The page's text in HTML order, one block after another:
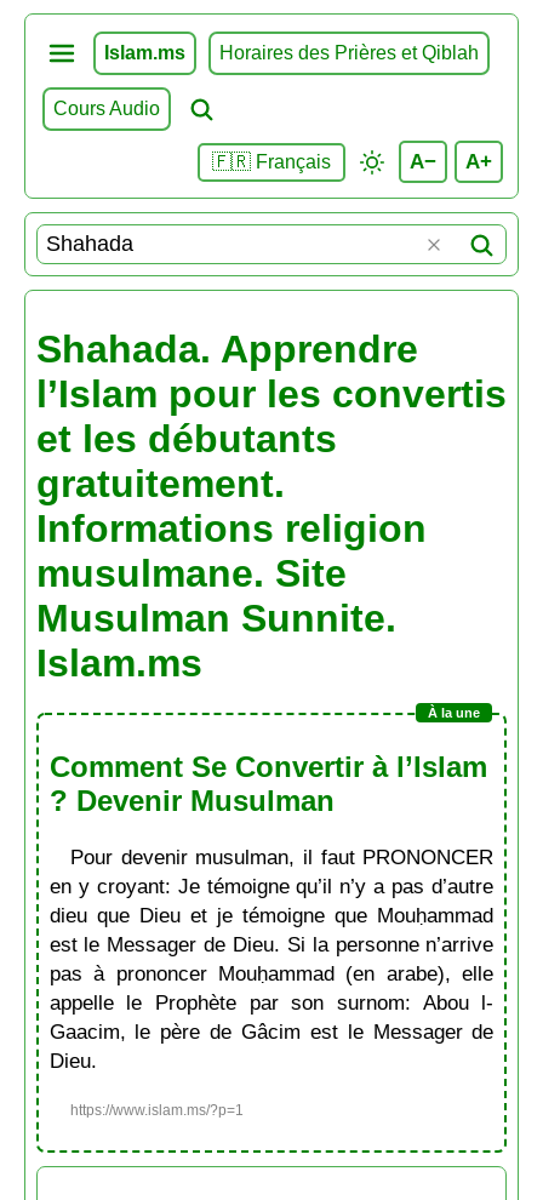
Islam.ms Horaires des Prières et Qiblah
Cours Audio
🇫🇷 Français A− A+
Shahada. Apprendre
l’Islam pour les convertis
et les débutants
gratuitement.
Informations religion
musulmane. Site
Musulman Sunnite.
Islam.ms
Comment Se Convertir à l’Islam
? Devenir Musulman
Pour devenir musulman, il faut PRONONCER
en y croyant: Je témoigne qu’il n’y a pas d’autre
dieu que Dieu et je témoigne que Mouḥammad
est le Messager de Dieu. Si la personne n’arrive
pas à prononcer Mouḥammad (en arabe), elle
appelle le Prophète par son surnom: Abou l-
Gaacim, le père de Gâcim est le Messager de
Dieu.
https://www.islam.ms/?p=1